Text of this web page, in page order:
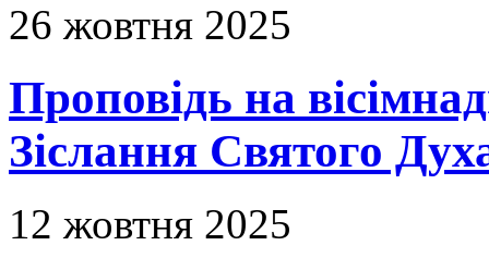
26 жовтня 2025
Проповідь на
Зіслання Святого
12 жовтня 2025